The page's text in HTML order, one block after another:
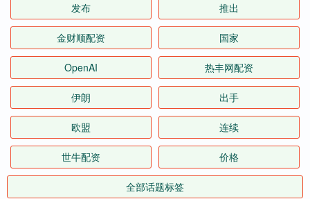
发布 推出
金财顺配资 国家
OpenAI 热丰网配资
伊朗 出手
欧盟 连续
世牛配资 价格
全部话题标签